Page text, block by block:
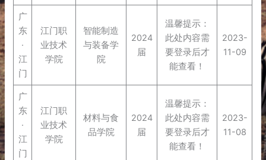
广
东
·
江
门
江门职
业技术
学院
智能制造
与装备学
院
2024
届
温馨提示：
此处内容需
要登录后才
能查看！
2023-
11-09
广
东
·
江
门
江门职
业技术
学院
材料与食
品学院
2024
届
温馨提示：
此处内容需
要登录后才
能查看！
2023-
11-08